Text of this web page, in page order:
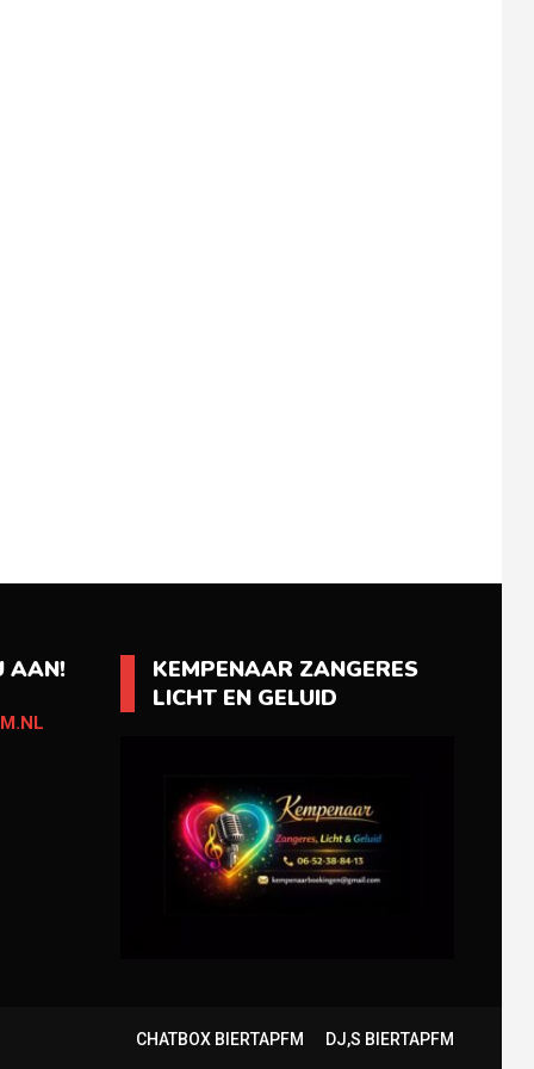
AAN!
KEMPENAAR ZANGERES
LICHT EN GELUID
CHATBOX BIERTAPFM DJ,S BIERTAPFM